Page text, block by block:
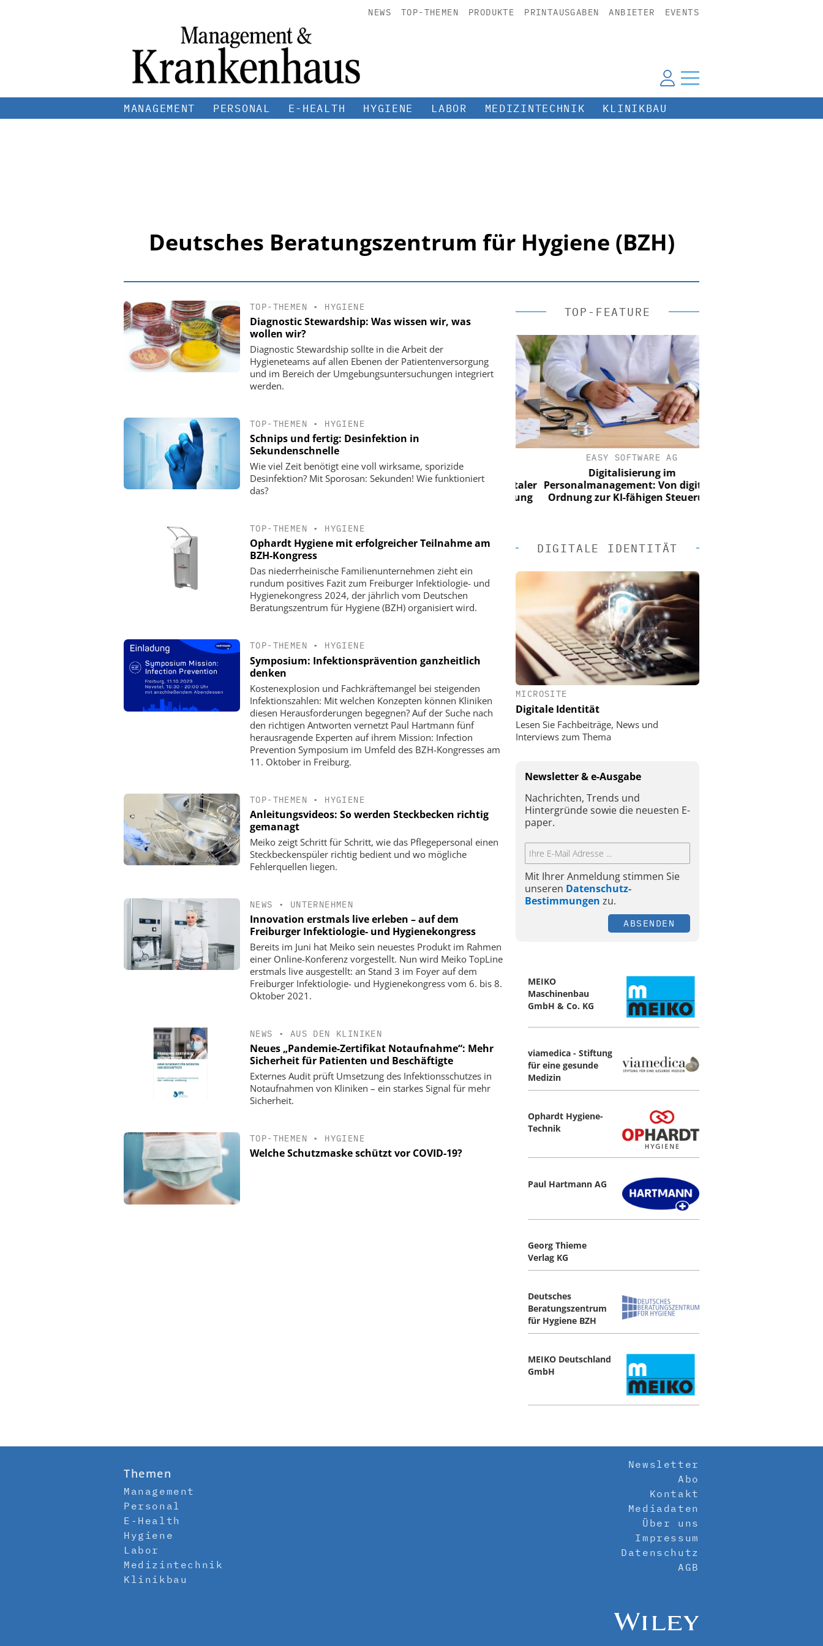
NEWS TOP-THEMEN PRODUKTE PRINTAUSGABEN ANBIETER EVENTS
MANAGEMENT PERSONAL E-HEALTH HYGIENE LABOR MEDIZINTECHNIK KLINIKBAU
Deutsches Beratungszentrum für Hygiene (BZH)
TOP-THEMEN • HYGIENE
Diagnostic Stewardship: Was wissen wir, was
wollen wir?
Diagnostic Stewardship sollte in die Arbeit der
Hygieneteams auf allen Ebenen der Patientenversorgung
und im Bereich der Umgebungsuntersuchungen integriert
werden.
TOP-THEMEN • HYGIENE
Schnips und fertig: Desinfektion in
Sekundenschnelle
Wie viel Zeit benötigt eine voll wirksame, sporizide
Desinfektion? Mit Sporosan: Sekunden! Wie funktioniert
das?
TOP-THEMEN • HYGIENE
Ophardt Hygiene mit erfolgreicher Teilnahme am
BZH-Kongress
Das niederrheinische Familienunternehmen zieht ein
rundum positives Fazit zum Freiburger Infektiologie- und
Hygienekongress 2024, der jährlich vom Deutschen
Beratungszentrum für Hygiene (BZH) organisiert wird.
TOP-THEMEN • HYGIENE
Symposium: Infektionsprävention ganzheitlich
denken
Kostenexplosion und Fachkräftemangel bei steigenden
Infektionszahlen: Mit welchen Konzepten können Kliniken
diesen Herausforderungen begegnen? Auf der Suche nach
den richtigen Antworten vernetzt Paul Hartmann fünf
herausragende Experten auf ihrem Mission: Infection
Prevention Symposium im Umfeld des BZH-Kongresses am
11. Oktober in Freiburg.
TOP-THEMEN • HYGIENE
Anleitungsvideos: So werden Steckbecken richtig
gemanagt
Meiko zeigt Schritt für Schritt, wie das Pflegepersonal einen
Steckbeckenspüler richtig bedient und wo mögliche
Fehlerquellen liegen.
NEWS • UNTERNEHMEN
Innovation erstmals live erleben – auf dem
Freiburger Infektiologie- und Hygienekongress
Bereits im Juni hat Meiko sein neuestes Produkt im Rahmen
einer Online-Konferenz vorgestellt. Nun wird Meiko TopLine
erstmals live ausgestellt: an Stand 3 im Foyer auf dem
Freiburger Infektiologie- und Hygienekongress vom 6. bis 8.
Oktober 2021.
NEWS • AUS DEN KLINIKEN
Neues „Pandemie-Zertifikat Notaufnahme“: Mehr
Sicherheit für Patienten und Beschäftigte
Externes Audit prüft Umsetzung des Infektionsschutzes in
Notaufnahmen von Kliniken – ein starkes Signal für mehr
Sicherheit.
TOP-THEMEN • HYGIENE
Welche Schutzmaske schützt vor COVID-19?
TOP-FEATURE
EASY SOFTWARE AG
Digitalisierung im
Personalmanagement: Von digitaler
Ordnung zur KI-fähigen Steuerung
Digitalisierung im
Personalmanagement: Von digitaler
EASY SOFTWARE AG
Digitalisierung im
Personalmanagement: Von digitaler
Ordnung zur KI-fähigen Steuerung
DIGITALE IDENTITÄT
MICROSITE
Digitale Identität
Lesen Sie Fachbeiträge, News und
Interviews zum Thema
Newsletter & e-Ausgabe
Nachrichten, Trends und
Hintergründe sowie die neuesten E-
paper.
Mit Ihrer Anmeldung stimmen Sie
unseren Datenschutz-
Bestimmungen zu.
ABSENDEN
MEIKO
Maschinenbau
GmbH & Co. KG
viamedica - Stiftung
für eine gesunde
Medizin
Ophardt Hygiene-
Technik
Paul Hartmann AG
Georg Thieme
Verlag KG
Deutsches
Beratungszentrum
für Hygiene BZH
MEIKO Deutschland
GmbH
Themen
Management
Personal
E-Health
Hygiene
Labor
Medizintechnik
Klinikbau
Newsletter
Abo
Kontakt
Mediadaten
Über uns
Impressum
Datenschutz
AGB